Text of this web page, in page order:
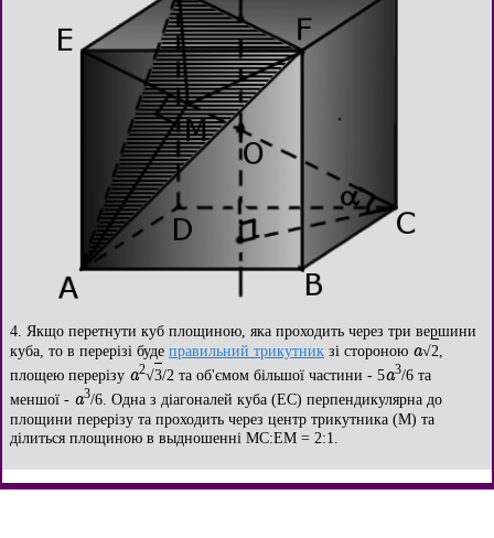
4. Якщо перетнути куб площиною, яка проходить через три вершини
куба, то в перерізі буде правильний трикутник зі стороною a√2,
площею перерізу a2√3/2 та об'ємом більшої частини - 5a3/6 та
меншої - a3/6. Одна з діагоналей куба (EC) перпендикулярна до
площини перерізу та проходить через центр трикутника (M) та
ділиться площиною в выдношенні MC:EМ = 2:1.